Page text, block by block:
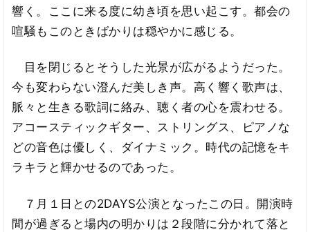
響く。ここに来る度に幼き頃を思い起こす。都会の
喧騒もこのときばかりは穏やかに感じる。
目を閉じるとそうした光景が広がるようだった。
今も変わらない澄んだ美しき声。高く響く歌声は、
脈々と生きる歌詞に絡み、聴く者の心を震わせる。
アコースティックギター、ストリングス、ピアノな
どの音色は優しく、ダイナミック。時代の記憶をキ
ラキラと輝かせるのであった。
７月１日との2DAYS公演となったこの日。開演時
間が過ぎると場内の明かりは２段階に分かれて落と